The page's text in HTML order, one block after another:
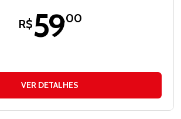
R$59,00
VER DETALHES